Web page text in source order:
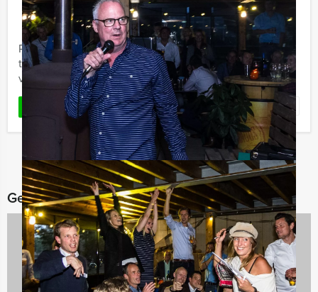
Vanaf€ 99,50 p.p. excl. BTW
Vanaf 12 personen ‐ 6 uur
Rotterdam heeft naast de haven zeer veel interessants
te bieden. Vandaag is uw Holland Tour Guides gids uw
vakkundige loods, in het uitje 'Rondje Rotterdam'.
LEES MEER Favoriet
Gerelateerde categorieën